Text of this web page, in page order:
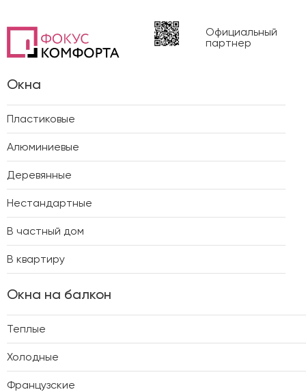
Официальный
партнер
Окна
Пластиковые
Алюминиевые
Деревянные
Нестандартные
В частный дом
В квартиру
Окна на балкон
Теплые
Холодные
Французские